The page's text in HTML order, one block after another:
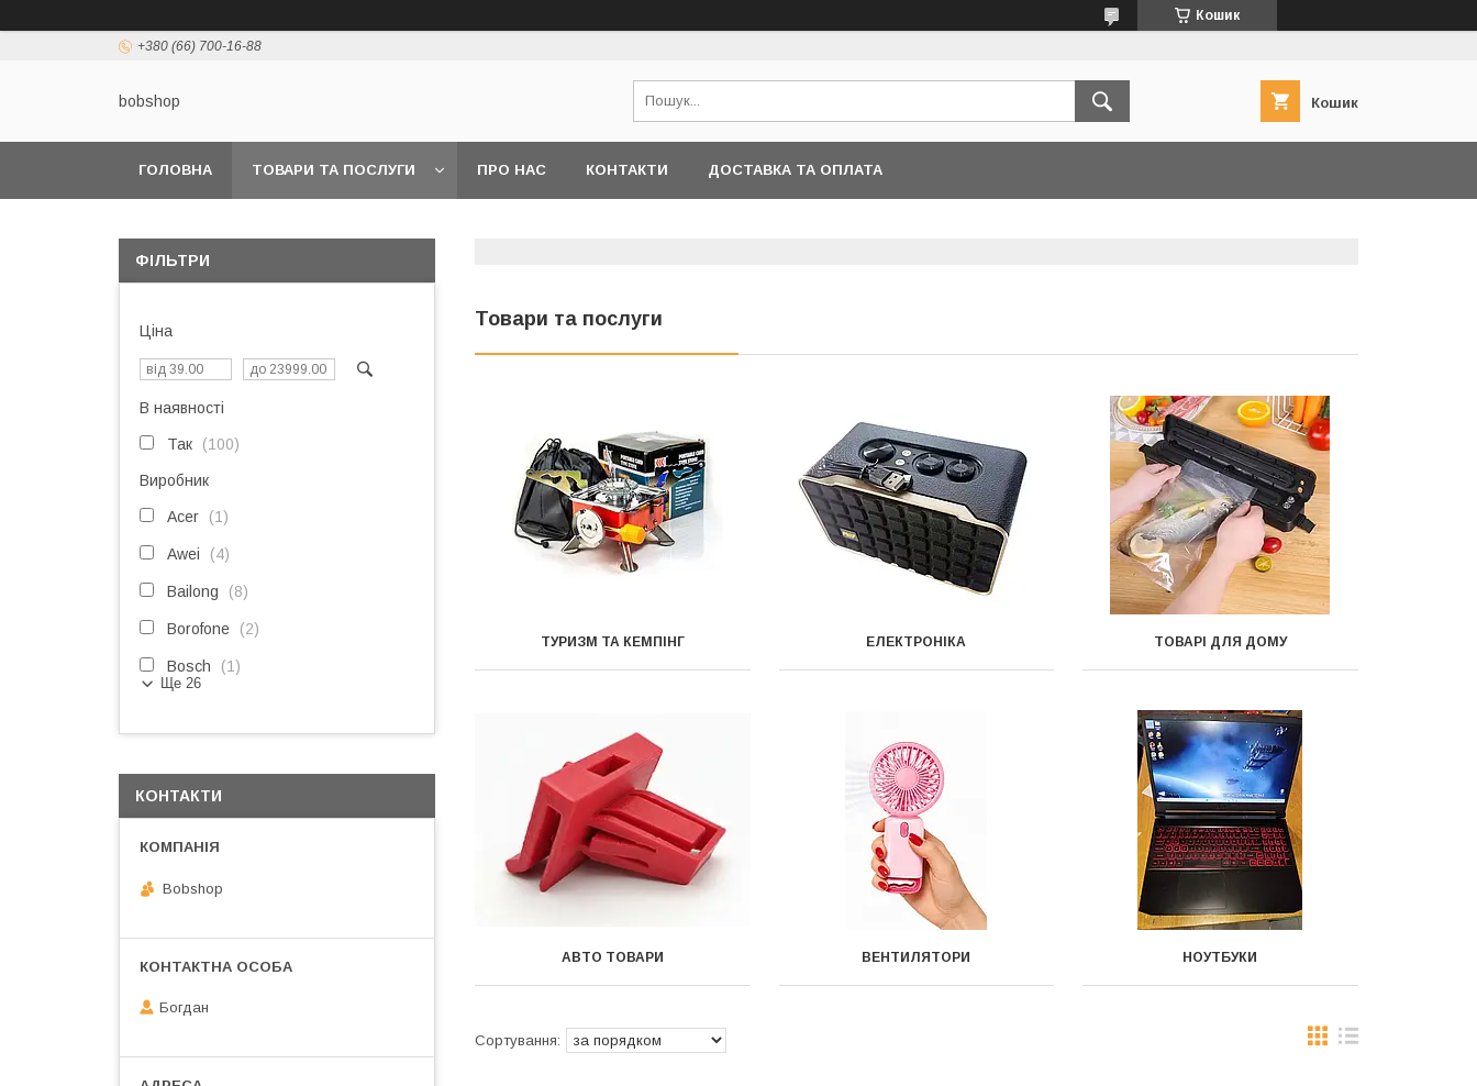
Кошик
+380 (66) 700-16-88
bobshop Кошик
ГОЛОВНА ТОВАРИ ТА ПОСЛУГИ ПРО НАС КОНТАКТИ ДОСТАВКА ТА ОПЛАТА
Товари та послуги
ТУРИЗМ ТА КЕМПІНГ ЕЛЕКТРОНІКА ТОВАРІ ДЛЯ ДОМУ
АВТО ТОВАРИ ВЕНТИЛЯТОРИ НОУТБУКИ
ФІЛЬТРИ
Ціна
В наявності
Так 100
Виробник
Acer 1
Awei 4
Bailong 8
Borofone 2
Bosch 1
Ще 26
КОНТАКТИ
Bobshop
Богдан